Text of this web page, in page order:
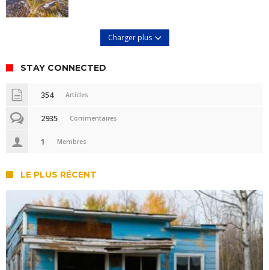
Charger plus
STAY CONNECTED
354 Articles
2935 Commentaires
1 Membres
LE PLUS RÉCENT